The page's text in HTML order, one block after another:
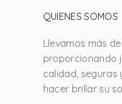
QUIENES SOMOS
Llevamos más
proporcionando
calidad, seguras
hacer brillar su